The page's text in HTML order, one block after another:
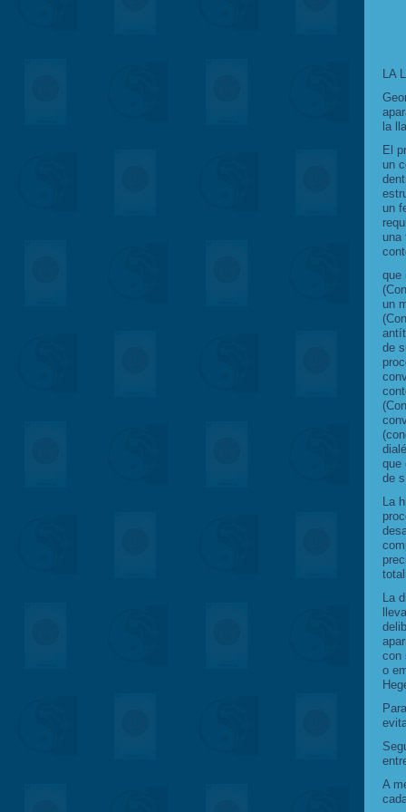
LA
la
El
un
un
una
que
un
de
que
de
La
La
con
o
A